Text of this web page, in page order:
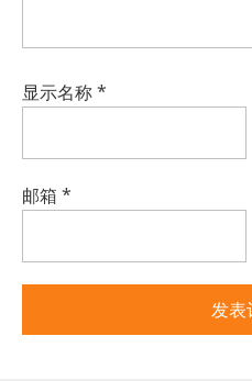
显示名称*
邮箱 *